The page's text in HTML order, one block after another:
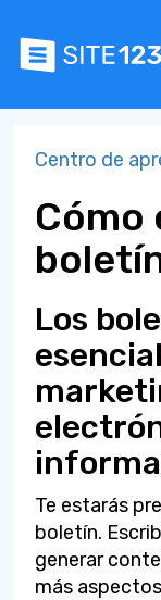
Centro de
Cómo
Los
Te estarás
boletín.
generar
más